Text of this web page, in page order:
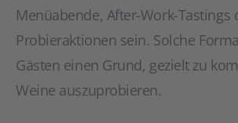
Menüabende, After-Work-Tastings
Probieraktionen sein. Solche
Gästen einen Grund, gezielt zu
Weine auszuprobieren.